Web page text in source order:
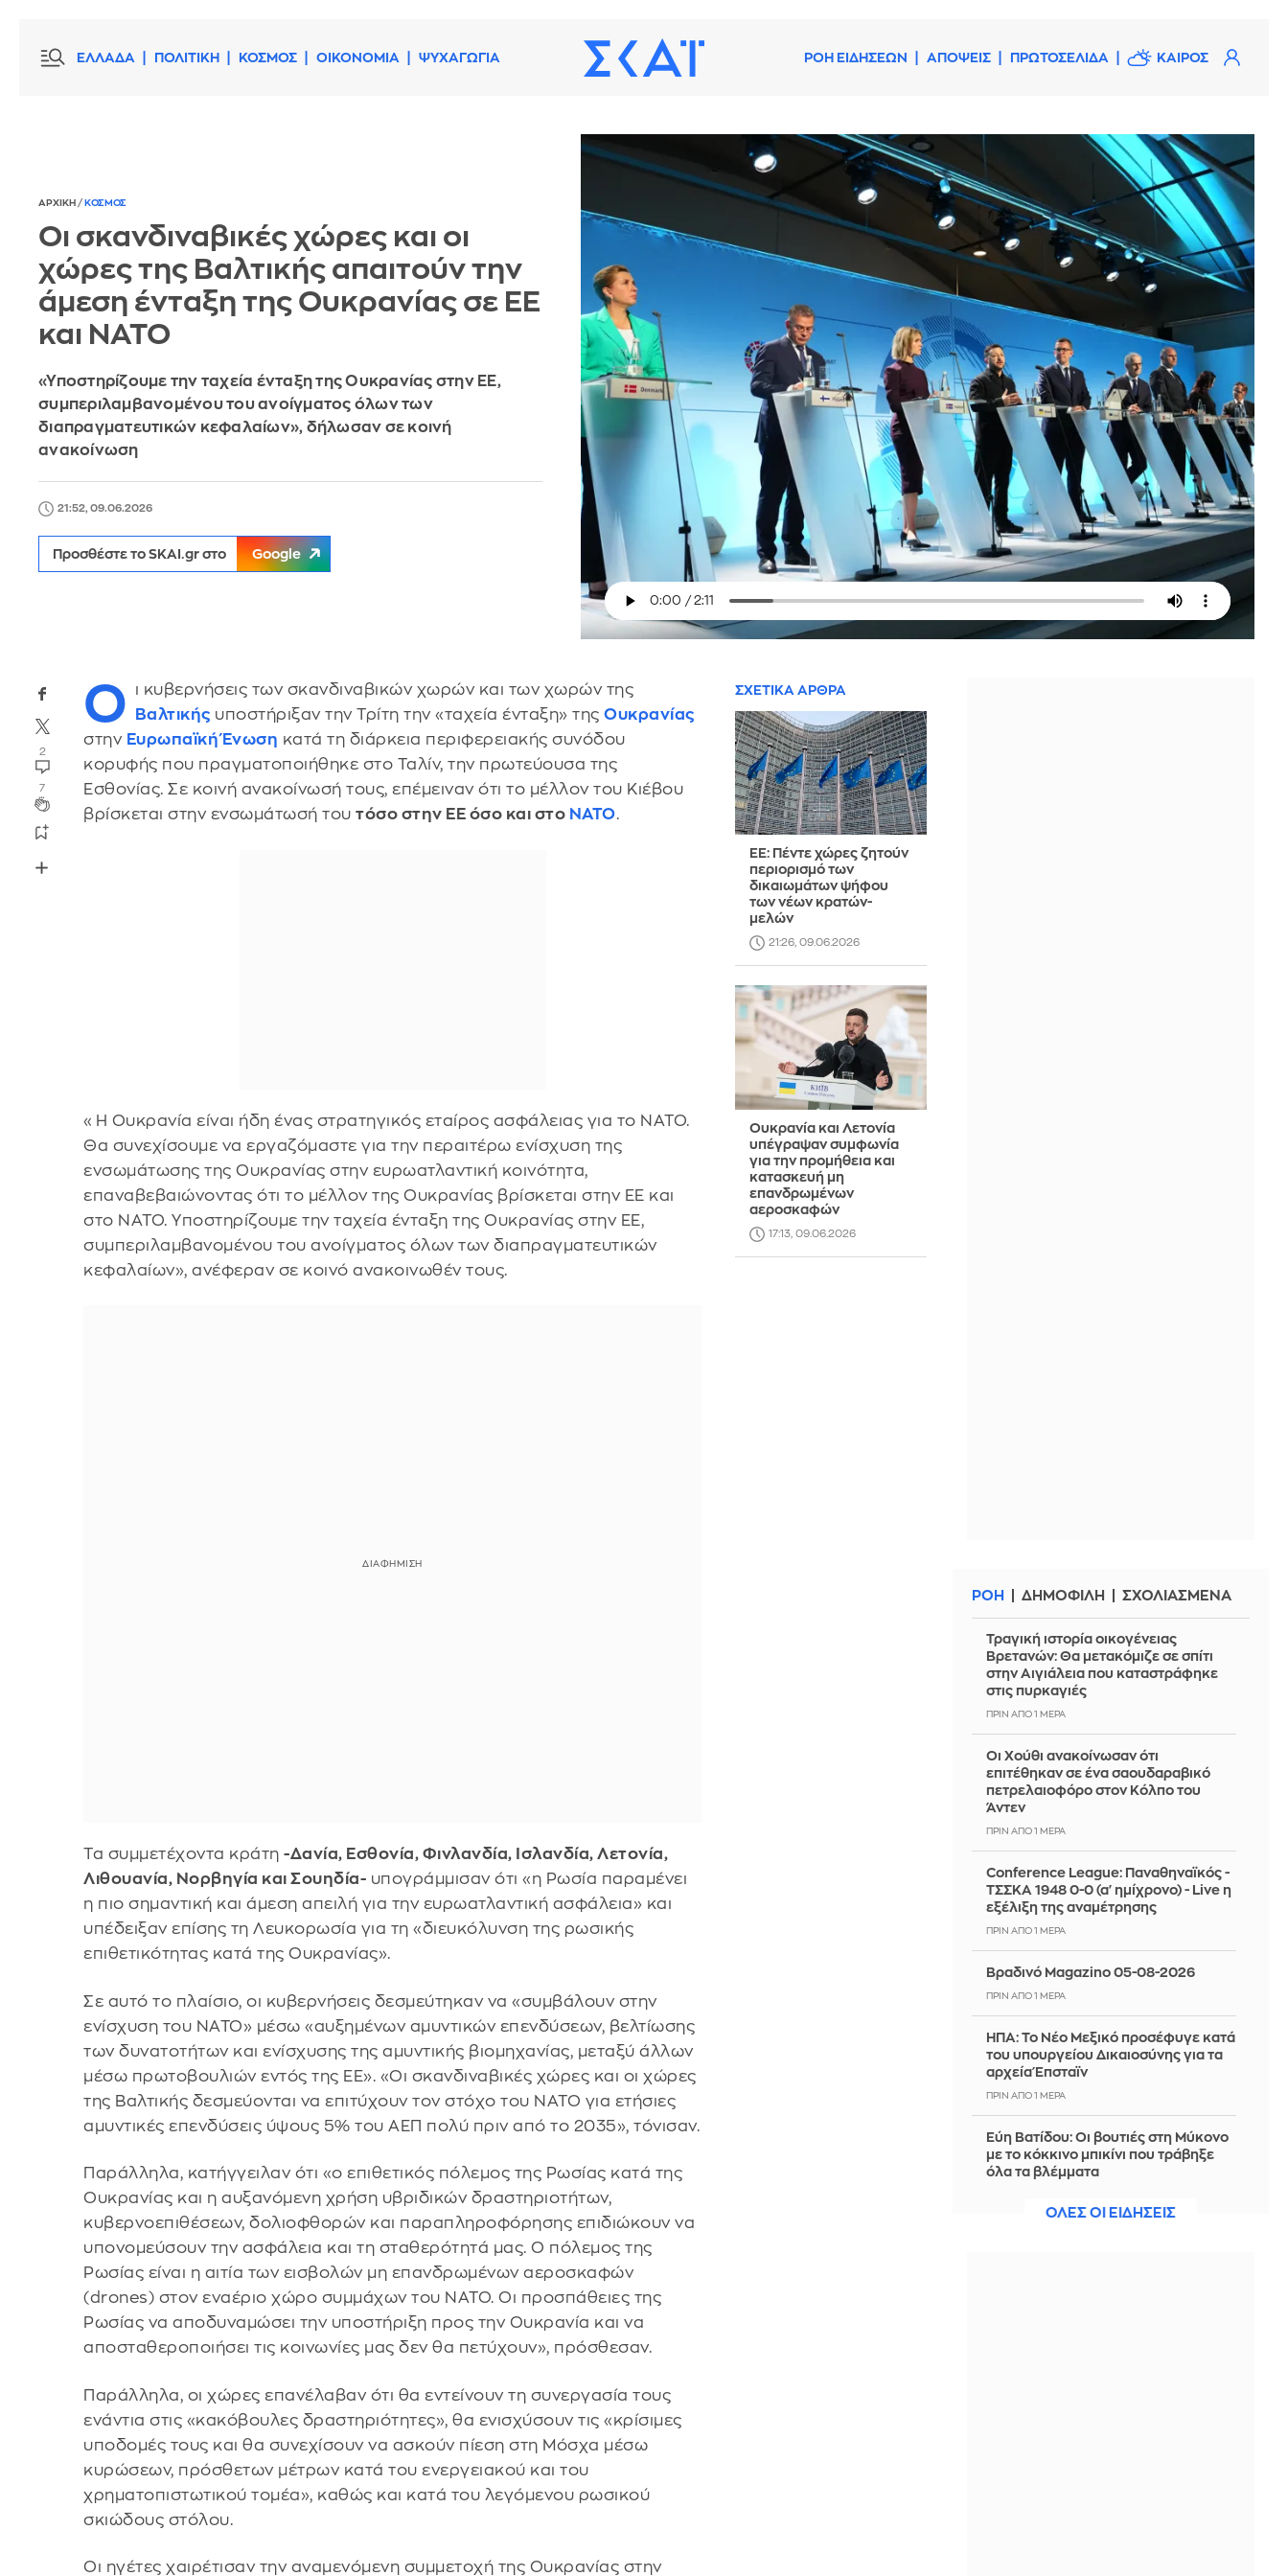
ΕΛΛΑΔΑ ΠΟΛΙΤΙΚΗ ΚΟΣΜΟΣ ΟΙΚΟΝΟΜΙΑ ΨΥΧΑΓΩΓΙΑ ΡΟΗ ΕΙΔΗΣΕΩΝ ΑΠΟΨΕΙΣ ΠΡΩΤΟΣΕΛΙΔΑ ΚΑΙΡΟΣ
ΑΡΧΙΚΗ / ΚΟΣΜΟΣ
Οι σκανδιναβικές χώρες και οι
χώρες της Βαλτικής απαιτούν την
άμεση ένταξη της Ουκρανίας σε ΕΕ
και ΝΑΤΟ
«Υποστηρίζουμε την ταχεία ένταξη της Ουκρανίας στην ΕΕ,
συμπεριλαμβανομένου του ανοίγματος όλων των
διαπραγματευτικών κεφαλαίων», δήλωσαν σε κοινή
ανακοίνωση
21:52, 09.06.2026
Προσθέστε το SKAI.gr στο Google
2
7
Ο
ι κυβερνήσεις των σκανδιναβικών χωρών και των χωρών της
Βαλτικής υποστήριξαν την Τρίτη την «ταχεία ένταξη» τηςΟυκρανίας
στην Ευρωπαϊκή Ένωση κατά τη διάρκεια περιφερειακής συνόδου
κορυφής που πραγματοποιήθηκε στο Ταλίν, την πρωτεύουσα της
Εσθονίας. Σε κοινή ανακοίνωσή τους, επέμειναν ότι το μέλλον του Κιέβου
βρίσκεται στην ενσωμάτωσή τουτόσο στην ΕΕ όσο και στο ΝΑΤΟ.
«Η Ουκρανία είναι ήδη ένας στρατηγικός εταίρος ασφάλειας για το ΝΑΤΟ.
Θα συνεχίσουμε να εργαζόμαστε για την περαιτέρω ενίσχυση της
ενσωμάτωσης της Ουκρανίας στην ευρωατλαντική κοινότητα,
επαναβεβαιώνοντας ότι το μέλλον της Ουκρανίας βρίσκεται στην ΕΕ και
στο ΝΑΤΟ. Υποστηρίζουμε την ταχεία ένταξη της Ουκρανίας στην ΕΕ,
συμπεριλαμβανομένου του ανοίγματος όλων των διαπραγματευτικών
κεφαλαίων», ανέφεραν σε κοινό ανακοινωθέν τους.
Τα συμμετέχοντα κράτη-Δανία, Εσθονία, Φινλανδία, Ισλανδία, Λετονία,
Λιθουανία, Νορβηγία και Σουηδία- υπογράμμισαν ότι «η Ρωσία παραμένει
η πιο σημαντική και άμεση απειλή για την ευρωατλαντική ασφάλεια» και
υπέδειξαν επίσης τη Λευκορωσία για τη «διευκόλυνση της ρωσικής
επιθετικότητας κατά της Ουκρανίας».
Σε αυτό το πλαίσιο, οι κυβερνήσεις δεσμεύτηκαν να «συμβάλουν στην
ενίσχυση του ΝΑΤΟ» μέσω «αυξημένων αμυντικών επενδύσεων, βελτίωσης
των δυνατοτήτων και ενίσχυσης της αμυντικής βιομηχανίας, μεταξύ άλλων
μέσω πρωτοβουλιών εντός της ΕΕ». «Οι σκανδιναβικές χώρες και οι χώρες
της Βαλτικής δεσμεύονται να επιτύχουν τον στόχο του ΝΑΤΟ για ετήσιες
αμυντικές επενδύσεις ύψους 5% του ΑΕΠ πολύ πριν από το 2035», τόνισαν.
Παράλληλα, κατήγγειλαν ότι «ο επιθετικός πόλεμος της Ρωσίας κατά της
Ουκρανίας και η αυξανόμενη χρήση υβριδικών δραστηριοτήτων,
κυβερνοεπιθέσεων, δολιοφθορών και παραπληροφόρησης επιδιώκουν να
υπονομεύσουν την ασφάλεια και τη σταθερότητά μας. Ο πόλεμος της
Ρωσίας είναι η αιτία των εισβολών μη επανδρωμένων αεροσκαφών
(drones) στον εναέριο χώρο συμμάχων του ΝΑΤΟ. Οι προσπάθειες της
Ρωσίας να αποδυναμώσει την υποστήριξη προς την Ουκρανία και να
αποσταθεροποιήσει τις κοινωνίες μας δεν θα πετύχουν», πρόσθεσαν.
Παράλληλα, οι χώρες επανέλαβαν ότι θα εντείνουν τη συνεργασία τους
ενάντια στις «κακόβουλες δραστηριότητες», θα ενισχύσουν τις «κρίσιμες
υποδομές τους και θα συνεχίσουν να ασκούν πίεση στη Μόσχα μέσω
κυρώσεων, πρόσθετων μέτρων κατά του ενεργειακού και του
χρηματοπιστωτικού τομέα», καθώς και κατά του λεγόμενου ρωσικού
σκιώδους στόλου.
Οι ηγέτες χαιρέτισαν την αναμενόμενη συμμετοχή της Ουκρανίας στην
ΣΧΕΤΙΚΑ ΑΡΘΡΑ
ΕΕ: Πέντε χώρες ζητούν
περιορισμό των
δικαιωμάτων ψήφου
των νέων κρατών-
μελών
21:26, 09.06.2026
Ουκρανία και Λετονία
υπέγραψαν συμφωνία
για την προμήθεια και
κατασκευή μη
επανδρωμένων
αεροσκαφών
17:13, 09.06.2026
ΡΟΗ ΔΗΜΟΦΙΛΗ ΣΧΟΛΙΑΣΜΕΝΑ
Τραγική ιστορία οικογένειας
Βρετανών: Θα μετακόμιζε σε σπίτι
στην Αιγιάλεια που καταστράφηκε
στις πυρκαγιές
ΠΡΙΝ ΑΠΌ 1 ΜΈΡΑ
Οι Χούθι ανακοίνωσαν ότι
επιτέθηκαν σε ένα σαουδαραβικό
πετρελαιοφόρο στον Κόλπο του
Άντεν
ΠΡΙΝ ΑΠΌ 1 ΜΈΡΑ
Conference League: Παναθηναϊκός -
ΤΣΣΚΑ 1948 0-0 (α' ημίχρονο) - Live η
εξέλιξη της αναμέτρησης
ΠΡΙΝ ΑΠΌ 1 ΜΈΡΑ
Βραδινό Magazino 05-08-2026
ΠΡΙΝ ΑΠΌ 1 ΜΈΡΑ
ΗΠΑ: Το Νέο Μεξικό προσέφυγε κατά
του υπουργείου Δικαιοσύνης για τα
αρχεία Έπσταϊν
ΠΡΙΝ ΑΠΌ 1 ΜΈΡΑ
Εύη Βατίδου: Οι βουτιές στη Μύκονο
με το κόκκινο μπικίνι που τράβηξε
όλα τα βλέμματα
ΟΛΕΣ ΟΙ ΕΙΔΗΣΕΙΣ